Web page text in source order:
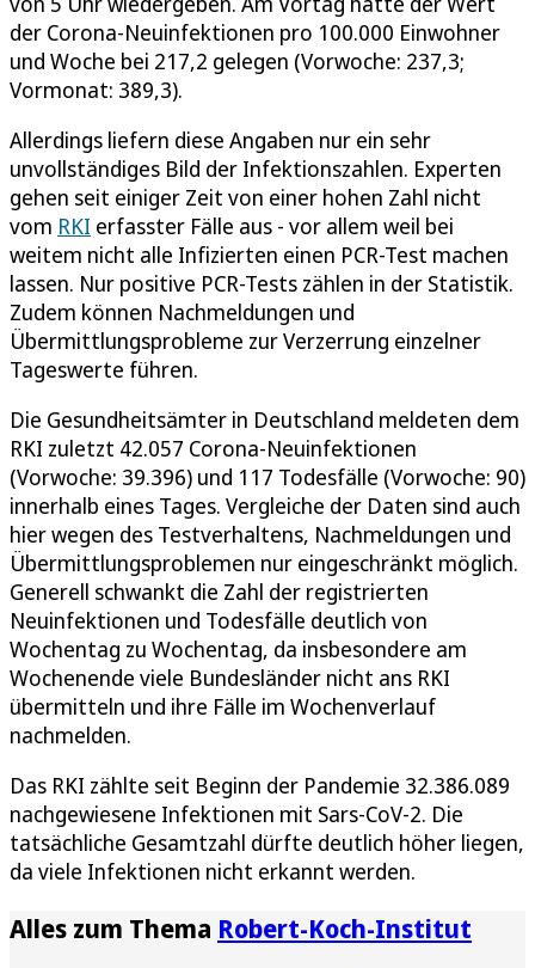
der Corona-Neuinfektionen pro 100.000 Einwohner
und Woche bei 217,2 gelegen (Vorwoche: 237,3;
Vormonat: 389,3).
Allerdings liefern diese Angaben nur ein sehr
unvollständiges Bild der Infektionszahlen. Experten
gehen seit einiger Zeit von einer hohen Zahl nicht
vom RKI erfasster Fälle aus - vor allem weil bei
weitem nicht alle Infizierten einen PCR-Test machen
lassen. Nur positive PCR-Tests zählen in der Statistik.
Zudem können Nachmeldungen und
Übermittlungsprobleme zur Verzerrung einzelner
Tageswerte führen.
Die Gesundheitsämter in Deutschland meldeten dem
RKI zuletzt 42.057 Corona-Neuinfektionen
(Vorwoche: 39.396) und 117 Todesfälle (Vorwoche: 90)
innerhalb eines Tages. Vergleiche der Daten sind auch
hier wegen des Testverhaltens, Nachmeldungen und
Übermittlungsproblemen nur eingeschränkt möglich.
Generell schwankt die Zahl der registrierten
Neuinfektionen und Todesfälle deutlich von
Wochentag zu Wochentag, da insbesondere am
Wochenende viele Bundesländer nicht ans RKI
übermitteln und ihre Fälle im Wochenverlauf
nachmelden.
Das RKI zählte seit Beginn der Pandemie 32.386.089
nachgewiesene Infektionen mit Sars-CoV-2. Die
tatsächliche Gesamtzahl dürfte deutlich höher liegen,
da viele Infektionen nicht erkannt werden.
Alles zum Thema Robert-Koch-Institut